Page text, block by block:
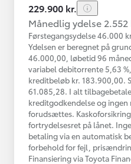
229.900 kr.
Månedlig ydelse 2.552
Førstegangsydelse 46.000
Ydelsen er beregnet på
46.000,00, løbetid 96
variabel debitorrente 5,63
kreditbeløb kr. 183.900,00.
61.085,28. I alt
kreditgodkendelse og ingen
forudsættes.
fortrydelsesret på lånet.
betaling via en automatisk
forbehold for fejl,
Finansiering via Toyota